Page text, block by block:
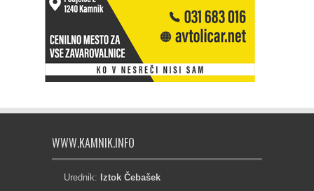
WWW.KAMNIK.INFO
Urednik: Iztok Čebašek